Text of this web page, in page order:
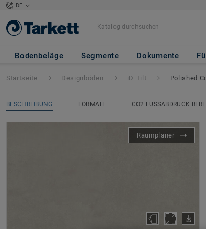
DE
Bodenbeläge Segmente Dokumente
iD Tilt - Polished Concrete
Startseite Designböden iD Tilt Polished
BESCHREIBUNG FORMATE CO2 FUSSABDRUCK
Raumplaner